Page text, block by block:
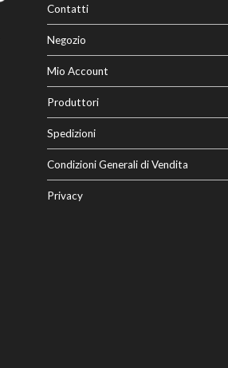
Contatti
Negozio
Mio Account
Produttori
Spedizioni
Condizioni Generali di Vendita
Privacy